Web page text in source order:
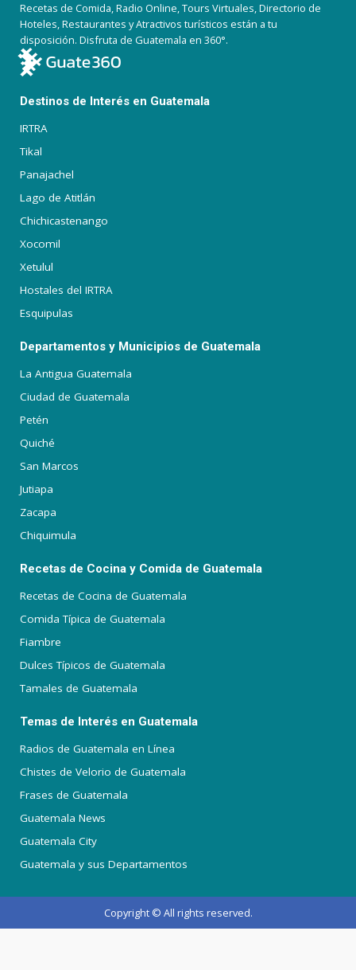
Recetas de Comida, Radio Online, Tours Virtuales, Directorio de
Hoteles, Restaurantes y Atractivos turísticos están a tu
disposición. Disfruta de Guatemala en 360°.
Destinos de Interés en Guatemala
IRTRA
Tikal
Panajachel
Lago de Atitlán
Chichicastenango
Xocomil
Xetulul
Hostales del IRTRA
Esquipulas
Departamentos y Municipios de Guatemala
La Antigua Guatemala
Ciudad de Guatemala
Petén
Quiché
San Marcos
Jutiapa
Zacapa
Chiquimula
Recetas de Cocina y Comida de Guatemala
Recetas de Cocina de Guatemala
Comida Típica de Guatemala
Fiambre
Dulces Típicos de Guatemala
Tamales de Guatemala
Temas de Interés en Guatemala
Radios de Guatemala en Línea
Chistes de Velorio de Guatemala
Frases de Guatemala
Guatemala News
Guatemala City
Guatemala y sus Departamentos
Copyright © All rights reserved.